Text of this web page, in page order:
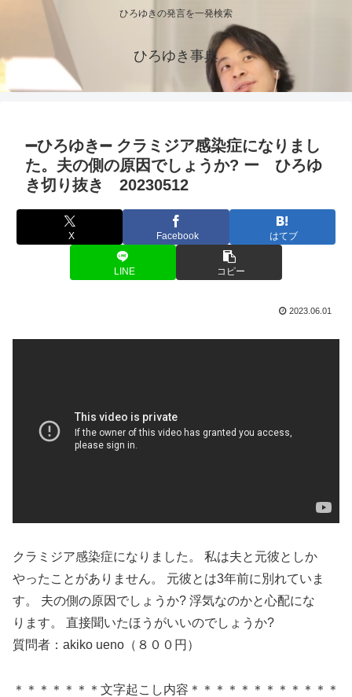
ひろゆきの発言を一発検索
ひろゆき事典
➖ひろゆき➖ クラミジア感染症になりまし
た。夫の側の原因でしょうか? ー ひろゆ
き切り抜き 20230512
X Facebook はてブ
LINE コピー
2023.06.01
クラミジア感染症になりました。 私は夫と元彼としか
やったことがありません。 元彼とは3年前に別れていま
す。 夫の側の原因でしょうか? 浮気なのかと心配にな
ります。 直接聞いたほうがいいのでしょうか?
質問者：akiko ueno（８００円）
＊＊＊＊＊＊＊文字起こし内容＊＊＊＊＊＊＊＊＊＊＊＊